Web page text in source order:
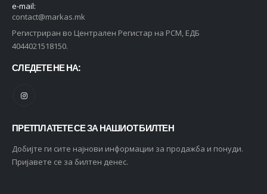
e-mail:
contact@markas.mk
Регистриран во Централен Регистар на РСМ, ЕДБ
4044021518150.
СЛЕДЕТЕ НЕ НА:
ПРЕТПЛАТЕТЕ СЕ ЗА НАШИОТ БИЛТЕН
Добијте ги сите најнови информации за продажба и понуди.
Пријавете се за билтен денес.